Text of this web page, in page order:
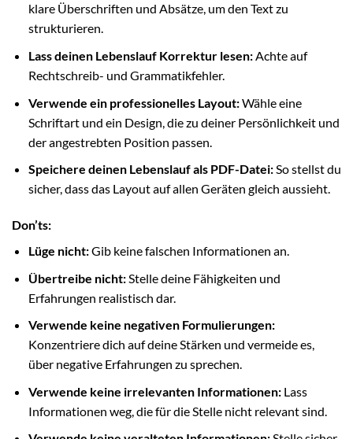
klare Überschriften und Absätze, um den Text zu
strukturieren.
Lass deinen Lebenslauf Korrektur lesen:Achte auf
Rechtschreib- und Grammatikfehler.
Verwende ein professionelles Layout:Wähle eine
Schriftart und ein Design, die zu deiner Persönlichkeit und
der angestrebten Position passen.
Speichere deinen Lebenslauf als PDF-Datei:So stellst du
sicher, dass das Layout auf allen Geräten gleich aussieht.
Don’ts:
Lüge nicht:Gib keine falschen Informationen an.
Übertreibe nicht:Stelle deine Fähigkeiten und
Erfahrungen realistisch dar.
Verwende keine negativen Formulierungen:
Konzentriere dich auf deine Stärken und vermeide es,
über negative Erfahrungen zu sprechen.
Verwende keine irrelevanten Informationen:Lass
Informationen weg, die für die Stelle nicht relevant sind.